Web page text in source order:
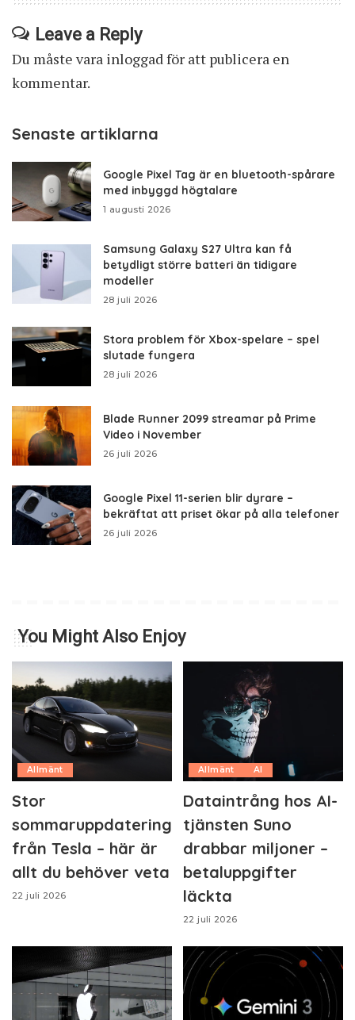
Leave a Reply
Du måste vara inloggad för att publicera en
kommentar.
Senaste artiklarna
Google Pixel Tag är en bluetooth-spårare
med inbyggd högtalare
1 augusti 2026
Samsung Galaxy S27 Ultra kan få
betydligt större batteri än tidigare
modeller
28 juli 2026
Stora problem för Xbox-spelare – spel
slutade fungera
28 juli 2026
Blade Runner 2099 streamar på Prime
Video i November
26 juli 2026
Google Pixel 11-serien blir dyrare –
bekräftat att priset ökar på alla telefoner
26 juli 2026
You Might Also Enjoy
Allmänt
Stor
sommaruppdatering
från Tesla – här är
allt du behöver veta
22 juli 2026
Allmänt AI
Dataintrång hos AI-
tjänsten Suno
drabbar miljoner –
betaluppgifter
läckta
22 juli 2026